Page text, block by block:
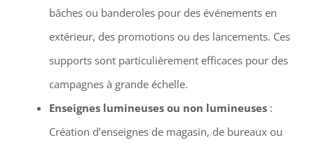
bâches ou banderoles pour des événements en
extérieur, des promotions ou des lancements. Ces
supports sont particulièrement efficaces pour des
campagnes à grande échelle.
Enseignes lumineuses ou non lumineuses:
Création d’enseignes de magasin, de bureaux ou